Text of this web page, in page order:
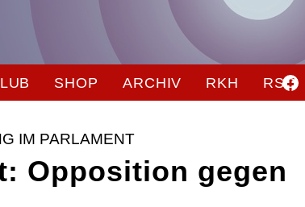
SHOP ARCHIV RKH RSO
IM PARLAMENT
Opposition gegen